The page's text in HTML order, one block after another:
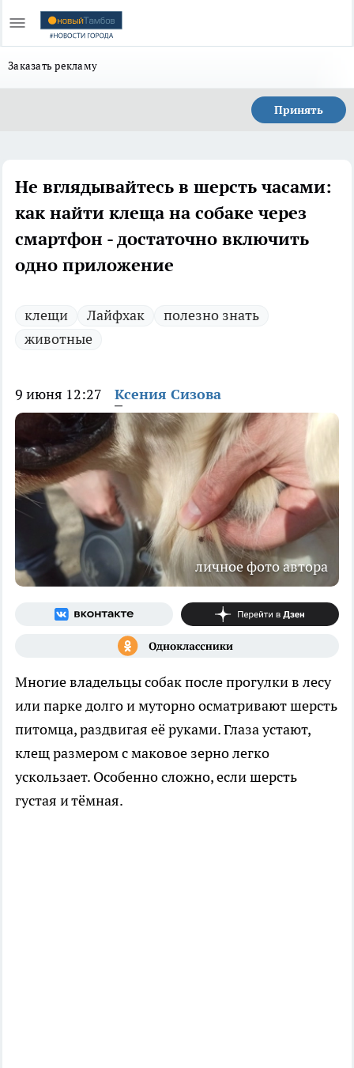
Заказать рекламу
Принять
Не вглядывайтесь в шерсть часами:
как найти клеща на собаке через
смартфон - достаточно включить
одно приложение
клещи Лайфхак
полезно знать
животные
9 июня 12:27 Ксения Сизова
личное фото автора
Многие владельцы собак после прогулки в лесу
или парке долго и муторно осматривают шерсть
питомца, раздвигая её руками. Глаза устают,
клещ размером с маковое зерно легко
ускользает. Особенно сложно, если шерсть
густая и тёмная.